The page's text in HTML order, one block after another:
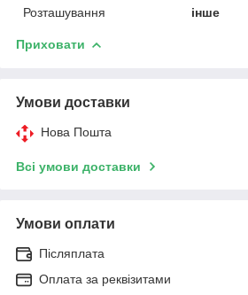
Розташування
інше
Приховати
Умови доставки
Нова Пошта
Всі умови доставки
Умови оплати
Післяплата
Оплата за реквізитами